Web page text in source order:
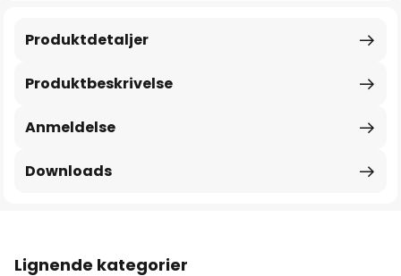
Produktbeskrivelse
Produktdetaljer
Anmeldelse
Downloads
Lignende kategorier